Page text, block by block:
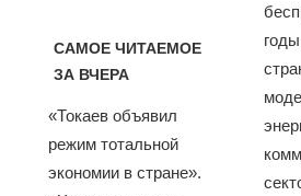
САМОЕ ЧИТАЕМОЕ
ЗА ВЧЕРА
«Токаев объявил
режим тотальной
экономии в стране».